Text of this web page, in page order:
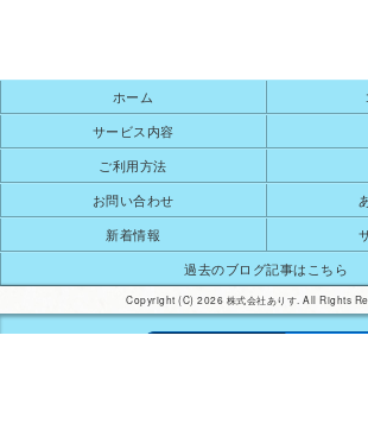
ホーム
サービス内容
ご利用方法
お問い合わせ
新着情報
過去のブログ記事はこちら
Copyright (C) 2026 株式会社ありす. All Rights